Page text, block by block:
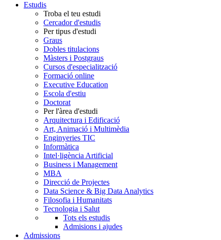
Estudis
Troba el teu estudi
Cercador d'estudis
Per tipus d'estudi
Graus
Dobles titulacions
Màsters i Postgraus
Cursos d'especialització
Formació online
Executive Education
Escola d'estiu
Doctorat
Per l'àrea d'estudi
Arquitectura i Edificació
Art, Animació i Multimèdia
Enginyeries TIC
Informàtica
Intel·ligència Artificial
Business i Management
MBA
Direcció de Projectes
Data Science & Big Data Analytics
Filosofia i Humanitats
Tecnologia i Salut
Tots els estudis
Admisions i ajudes
Admissions